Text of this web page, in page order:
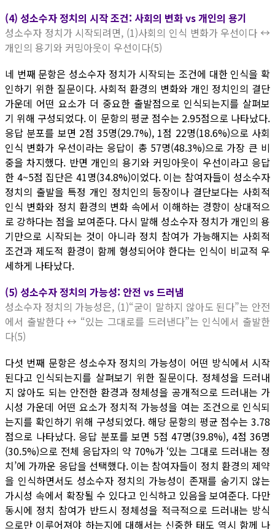
(4) 성소수자 정치의 시작 조건: 사회의 변화 vs 개인의 용기
성소수자 정치가 시작되려면, (1)사회의 인식 변화가 우선이다 ↔
개인의 용기와 커밍아웃이 우선이다(5)
네 번째 문항은 성소수자 정치가 시작되는 조건에 대한 인식을 확
인하기 위한 질문이다. 사회적 환경의 변화와 개인 정치인의 결단
가운데 어떤 요소가 더 중요한 출발점으로 인식되는지를 살펴보
기 위해 구성되었다. 이 문항의 평균 점수는 2.95점으로 나타났다.
응답 분포를 보면 2점 35명(29.7%), 1점 22명(18.6%)으로 사회
인식 변화가 우선이라는 응답이 총 57명(48.3%)으로 가장 큰 비
중을 차지했다. 반면 개인의 용기와 커밍아웃이 우선이라고 응답
한 4~5점 집단은 41명(34.8%)이었다. 이는 참여자들이 성소수자
정치의 출발을 특정 개인 정치인의 등장이나 결단보다는 사회적
인식 변화와 정치 환경의 변화 속에서 이해하는 경향이 상대적으
로 강하다는 점을 보여준다. 다시 말해 성소수자 정치가 개인의 용
기만으로 시작되는 것이 아니라 정치 참여가 가능해지는 사회적
조건과 제도적 환경이 함께 형성되어야 한다는 인식이 비교적 우
세하게 나타났다.
(5) 성소수자 정치의 가능성: 안전 vs 드러냄
성소수자 정치의 가능성은, (1)“굳이 말하지 않아도 된다”는 안전
에서 출발한다 ↔ “있는 그대로를 드러낸다”는 인식에서 출발한
다(5)
다섯 번째 문항은 성소수자 정치의 가능성이 어떤 방식에서 시작
된다고 인식되는지를 살펴보기 위한 질문이다. 정체성을 드러내
지 않아도 되는 안전한 환경과 정체성을 공개적으로 드러내는 가
시성 가운데 어떤 요소가 정치적 가능성을 여는 조건으로 인식되
는지를 확인하기 위해 구성되었다. 해당 문항의 평균 점수는 3.78
점으로 나타났다. 응답 분포를 보면 5점 47명(39.8%), 4점 36명
(30.5%)으로 전체 응답자의 약 70%가 ‘있는 그대로 드러내는 정
치’에 가까운 응답을 선택했다. 이는 참여자들이 정치 환경의 제약
을 인식하면서도 성소수자 정치의 가능성이 존재를 숨기지 않는
가시성 속에서 확장될 수 있다고 인식하고 있음을 보여준다. 다만
동시에 정치 참여가 반드시 정체성을 적극적으로 드러내는 방식
으로만 이루어져야 하는지에 대해서는 신중한 태도 역시 함께 나